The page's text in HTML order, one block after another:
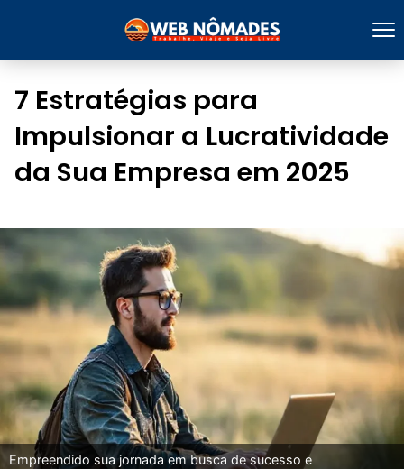
7 Estratégias para
Impulsionar a Lucratividade
da Sua Empresa em 2025
Empreendido sua jornada em busca de sucesso e